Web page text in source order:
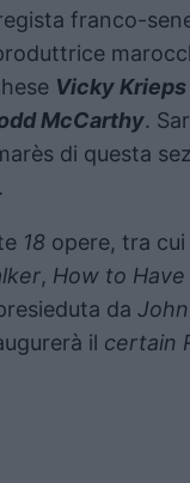
franco-
Vicky Krieps
McCarthy.
di questa
18 opere, tra
, How to Have
da
il certain